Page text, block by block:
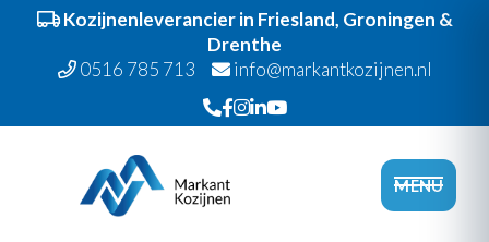
Kozijnenleverancier in Friesland, Groningen &
Drenthe
0516 785 713
info@markantkozijnen.nl
hoofdnavigatie
Rechts
MENU